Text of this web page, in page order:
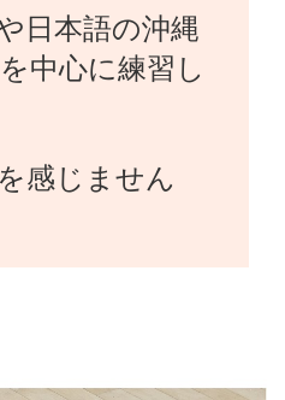
日本語の沖縄
中心に練習し
感じません